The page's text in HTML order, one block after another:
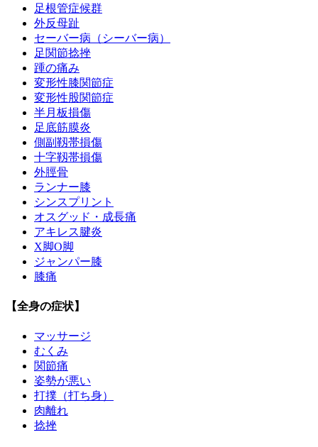
足根管症候群
外反母趾
セーバー病（シーバー病）
足関節捻挫
踵の痛み
変形性膝関節症
変形性股関節症
半月板損傷
足底筋膜炎
側副靱帯損傷
十字靱帯損傷
外脛骨
ランナー膝
シンスプリント
オスグッド・成長痛
アキレス腱炎
X脚O脚
ジャンパー膝
膝痛
【全身の症状】
マッサージ
むくみ
関節痛
姿勢が悪い
打撲（打ち身）
肉離れ
捻挫